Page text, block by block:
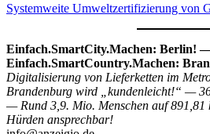
Systemweite Umweltzertifizierung von
Einfach.SmartCity.Machen: Berlin!
Einfach.SmartCountry.Machen:
Digitalisierung von Lieferketten im
Brandenburg wird „kundenleicht!“ —
— Rund 3,9. Mio. Menschen auf 891,81
Hürden ansprechbar!